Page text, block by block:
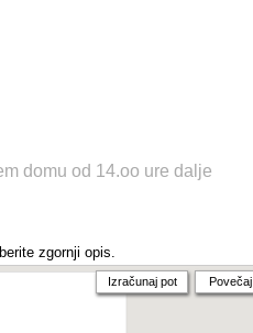
domu od 14.oo ure dalje
zgornji opis.
Izračunaj pot Povečaj